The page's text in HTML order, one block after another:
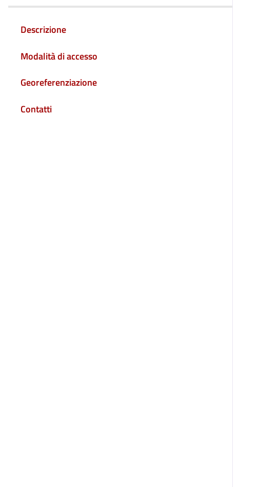
Descrizione
Modalità di accesso
Georeferenziazione
Contatti